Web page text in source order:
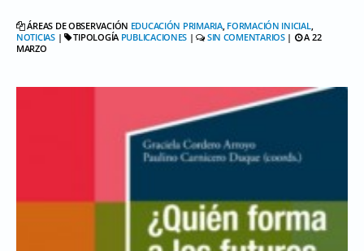
ÁREAS DE OBSERVACIÓN EDUCACIÓN PRIMARIA, FORMACIÓN INICIAL,
NOTICIAS| TIPOLOGÍA PUBLICACIONES | SIN COMENTARIOS|
A 22
MARZO